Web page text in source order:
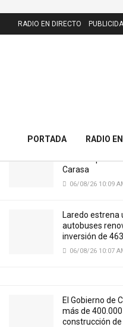
Carasa
06/08/26 10:09
Laredo estrena
autobuses
inversión de
06/08/26 10:07
El Gobierno de
más de
construcción
RADIO EN DIRECTO
PORTADA RADIO